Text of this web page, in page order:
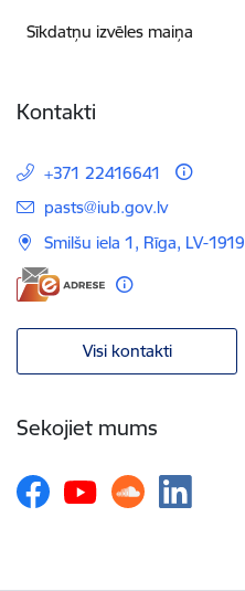
Sīkdatņu izvēles maiņa
Kontakti
+371 22416641
E-pasts:
pasts@iub.gov.lv
Smilšu iela 1, Rīga, LV-1919
Visi kontakti
Sekojiet mums